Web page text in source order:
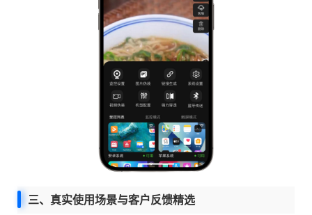
三、真实使用场景与客户反馈精选